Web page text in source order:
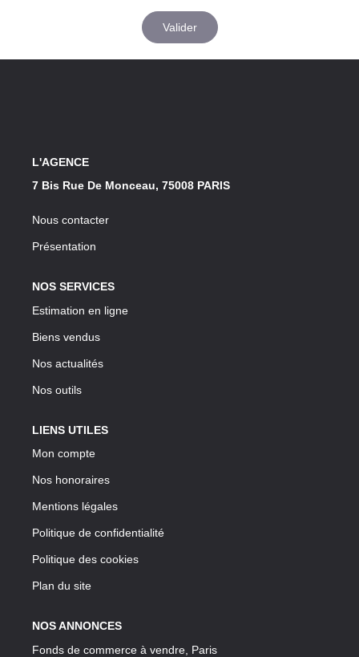
CONTACT
Valider
L'AGENCE
7 Bis Rue De Monceau, 75008 PARIS
Nous contacter
Présentation
NOS SERVICES
Estimation en ligne
Biens vendus
Nos actualités
Nos outils
LIENS UTILES
Mon compte
Nos honoraires
Mentions légales
Politique de confidentialité
Politique des cookies
Plan du site
NOS ANNONCES
Fonds de commerce à vendre, Paris